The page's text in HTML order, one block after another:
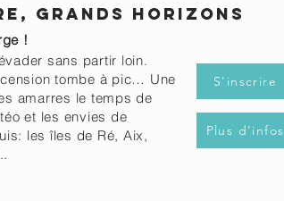
grands horizons
!
sans partir loin.
tombe à pic… Une
amarres le temps de
et les envies de
les îles de Ré, Aix,
S'inscrire
Plus d'infos